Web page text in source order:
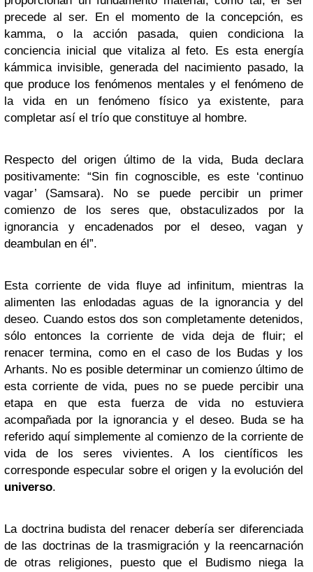
precede al ser. En el momento de la concepción, es
kamma, o la acción pasada, quien condiciona la
conciencia inicial que vitaliza al feto. Es esta energía
kámmica invisible, generada del nacimiento pasado, la
que produce los fenómenos mentales y el fenómeno de
la vida en un fenómeno físico ya existente, para
completar así el trío que constituye al hombre.
Respecto del origen último de la vida, Buda declara
positivamente: “Sin fin cognoscible, es este ‘continuo
vagar’ (Samsara). No se puede percibir un primer
comienzo de los seres que, obstaculizados por la
ignorancia y encadenados por el deseo, vagan y
deambulan en él”.
Esta corriente de vida fluye ad infinitum, mientras la
alimenten las enlodadas aguas de la ignorancia y del
deseo. Cuando estos dos son completamente detenidos,
sólo entonces la corriente de vida deja de fluir; el
renacer termina, como en el caso de los Budas y los
Arhants. No es posible determinar un comienzo último de
esta corriente de vida, pues no se puede percibir una
etapa en que esta fuerza de vida no estuviera
acompañada por la ignorancia y el deseo. Buda se ha
referido aquí simplemente al comienzo de la corriente de
vida de los seres vivientes. A los científicos les
corresponde especular sobre el origen y la evolución del
universo.
La doctrina budista del renacer debería ser diferenciada
de las doctrinas de la trasmigración y la reencarnación
de otras religiones, puesto que el Budismo niega la